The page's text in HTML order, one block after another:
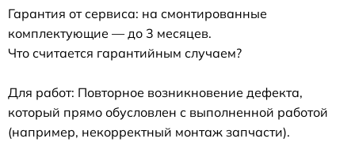
Гарантия от сервиса: на смонтированные
комплектующие — до 3 месяцев.
Что считается гарантийным случаем?
Для работ: Повторное возникновение дефекта,
который прямо обусловлен с выполненной работой
(например, некорректный монтаж запчасти).